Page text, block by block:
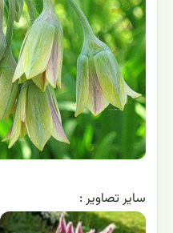
ساير تصاوير :